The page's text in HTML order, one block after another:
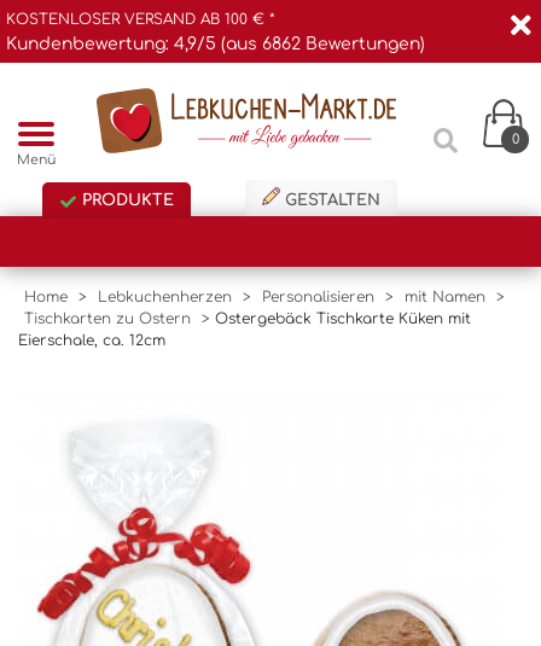
KOSTENLOSER VERSAND AB 100 € *
Kundenbewertung: 4,9/5 (aus 6862 Bewertungen)
Menü
0
PRODUKTE GESTALTEN
Home > Lebkuchenherzen > Personalisieren > mit Namen
>
Tischkarten zu Ostern
> Ostergebäck Tischkarte Küken mit
Eierschale, ca. 12cm